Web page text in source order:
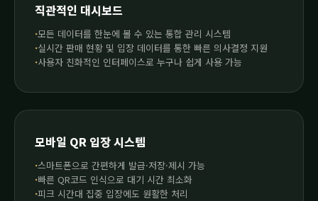
직관적인 대시보드
모든 데이터를 한눈에 볼 수 있는 통합 관리 시스템
실시간 판매 현황 및 입장 데이터를 통한 빠른 의사결정 지원
사용자 친화적인 인터페이스로 누구나 쉽게 사용 가능
모바일 QR 입장 시스템
스마트폰으로 간편하게 발급·저장·제시 가능
빠른 QR코드 인식으로 대기 시간 최소화
피크 시간대 집중 입장에도 원활한 처리